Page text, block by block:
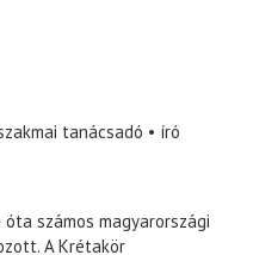
tanácsadó író
számos magyarországi
A Krétakör